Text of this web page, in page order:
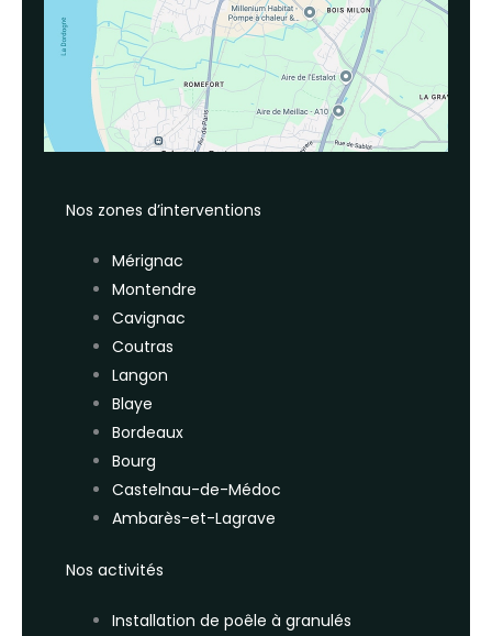
Nos zones d’interventions
Mérignac
Montendre
Cavignac
Coutras
Langon
Blaye
Bordeaux
Bourg
Castelnau-de-Médoc
Ambarès-et-Lagrave
Nos activités
Installation de poêle à granulés